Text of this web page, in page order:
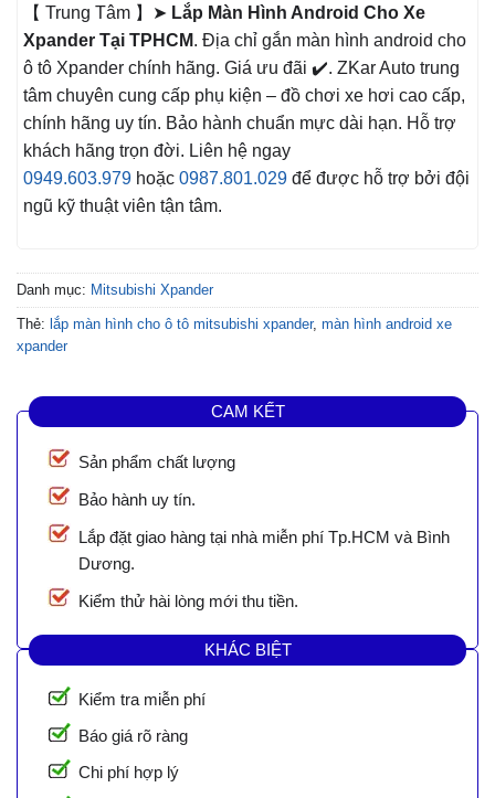
【 Trung Tâm 】➤ Lắp Màn Hình Android Cho Xe
Xpander Tại TPHCM. Địa chỉ gắn màn hình android cho
ô tô Xpander chính hãng. Giá ưu đãi ✔️. ZKar Auto trung
tâm chuyên cung cấp phụ kiện – đồ chơi xe hơi cao cấp,
chính hãng uy tín. Bảo hành chuẩn mực dài hạn. Hỗ trợ
khách hãng trọn đời. Liên hệ ngay
0949.603.979 hoặc 0987.801.029 để được hỗ trợ bởi đội
ngũ kỹ thuật viên tận tâm.
Danh mục: Mitsubishi Xpander
Thẻ: lắp màn hình cho ô tô mitsubishi xpander, màn hình android xe
xpander
CAM KẾT
Sản phẩm chất lượng
Bảo hành uy tín.
Lắp đặt giao hàng tại nhà miễn phí Tp.HCM và Bình
Dương.
Kiểm thử hài lòng mới thu tiền.
KHÁC BIỆT
Kiểm tra miễn phí
Báo giá rõ ràng
Chi phí hợp lý